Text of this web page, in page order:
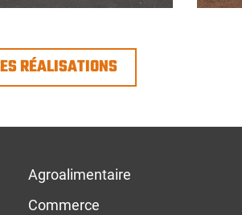
RÉALISATIONS
Agroalimentaire
Commerce